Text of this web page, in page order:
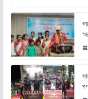
c
e
b
o
o
k
st
o
d
o
n